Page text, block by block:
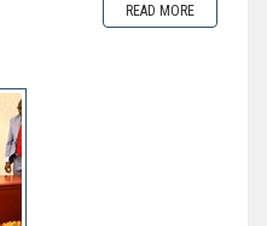
READ MORE